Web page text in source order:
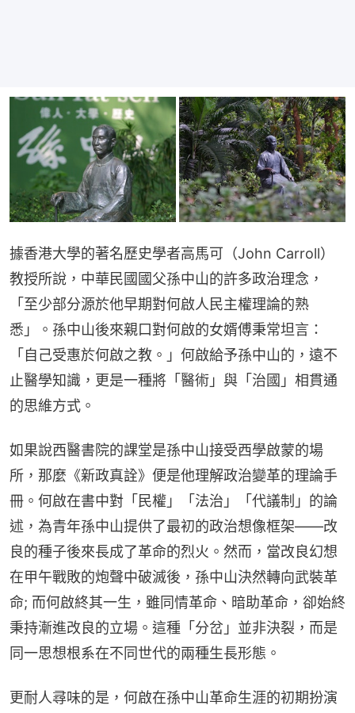
據香港大學的著名歷史學者高馬可（John Carroll）
教授所說，中華民國國父孫中山的許多政治理念，
「至少部分源於他早期對何啟人民主權理論的熟
悉」。孫中山後來親口對何啟的女婿傅秉常坦言：
「自己受惠於何啟之教。」何啟給予孫中山的，遠不
止醫學知識，更是一種將「醫術」與「治國」相貫通
的思維方式。
如果說西醫書院的課堂是孫中山接受西學啟蒙的場
所，那麼《新政真詮》便是他理解政治變革的理論手
冊。何啟在書中對「民權」「法治」「代議制」的論
述，為青年孫中山提供了最初的政治想像框架——改
良的種子後來長成了革命的烈火。然而，當改良幻想
在甲午戰敗的炮聲中破滅後，孫中山決然轉向武裝革
命; 而何啟終其一生，雖同情革命、暗助革命，卻始終
秉持漸進改良的立場。這種「分岔」並非決裂，而是
同一思想根系在不同世代的兩種生長形態。
更耐人尋味的是，何啟在孫中山革命生涯的初期扮演